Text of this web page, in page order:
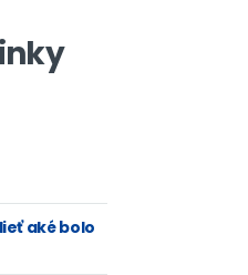
aké bolo